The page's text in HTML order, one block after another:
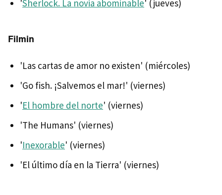
'Sherlock. La novia abominable' (jueves)
Filmin
'Las cartas de amor no existen' (miércoles)
'Go fish. ¡Salvemos el mar!' (viernes)
'El hombre del norte' (viernes)
'The Humans' (viernes)
'Inexorable' (viernes)
'El último día en la Tierra' (viernes)